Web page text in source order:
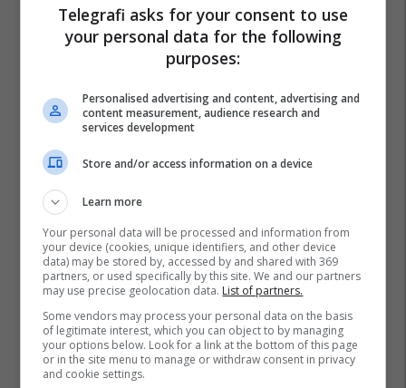
Drenas Rtv Dukagjini
Telegrafi asks for your consent to use
your personal data for the following
purposes:
Personalised advertising and content, advertising and
content measurement, audience research and
services development
Store and/or access information on a device
Learn more
Your personal data will be processed and information from
your device (cookies, unique identifiers, and other device
data) may be stored by, accessed by and shared with 369
partners, or used specifically by this site. We and our partners
may use precise geolocation data. List of partners.
Some vendors may process your personal data on the basis
of legitimate interest, which you can object to by managing
your options below. Look for a link at the bottom of this page
or in the site menu to manage or withdraw consent in privacy
and cookie settings.